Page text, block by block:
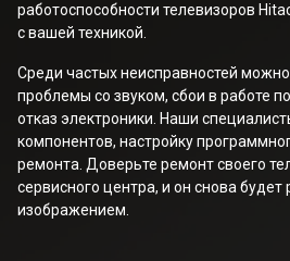
работоспособности телевизоров
с вашей техникой.
Среди частых неисправностей
проблемы со звуком, сбои в работе
отказ электроники. Наши
компонентов, настройку
ремонта. Доверьте ремонт своего
сервисного центра, и он снова
изображением.